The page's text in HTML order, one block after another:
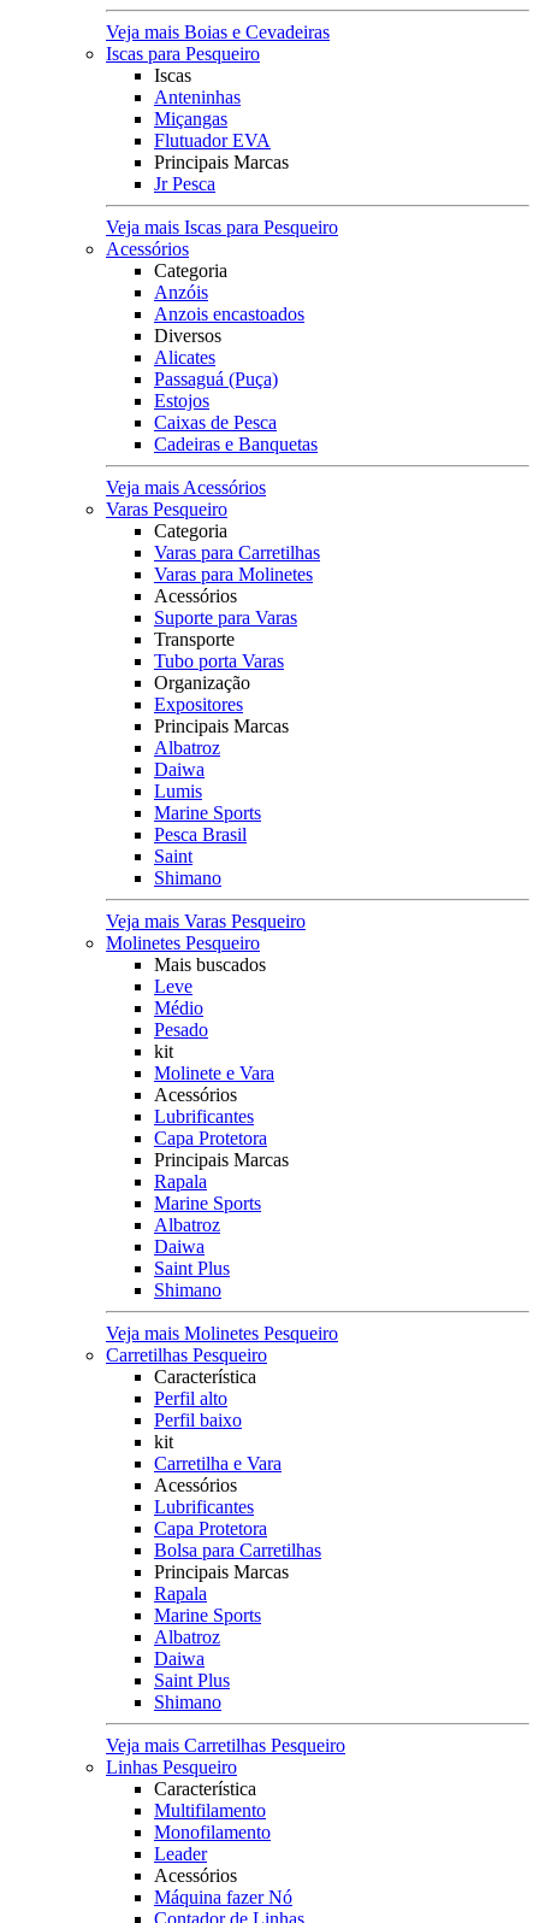
Veja mais Boias e Cevadeiras
Iscas para Pesqueiro
Iscas
Anteninhas
Miçangas
Flutuador EVA
Principais Marcas
Jr Pesca
Veja mais Iscas para Pesqueiro
Acessórios
Categoria
Anzóis
Anzois encastoados
Diversos
Alicates
Passaguá (Puça)
Estojos
Caixas de Pesca
Cadeiras e Banquetas
Veja mais Acessórios
Varas Pesqueiro
Categoria
Varas para Carretilhas
Varas para Molinetes
Acessórios
Suporte para Varas
Transporte
Tubo porta Varas
Organização
Expositores
Principais Marcas
Albatroz
Daiwa
Lumis
Marine Sports
Pesca Brasil
Saint
Shimano
Veja mais Varas Pesqueiro
Molinetes Pesqueiro
Mais buscados
Leve
Médio
Pesado
kit
Molinete e Vara
Acessórios
Lubrificantes
Capa Protetora
Principais Marcas
Rapala
Marine Sports
Albatroz
Daiwa
Saint Plus
Shimano
Veja mais Molinetes Pesqueiro
Carretilhas Pesqueiro
Característica
Perfil alto
Perfil baixo
kit
Carretilha e Vara
Acessórios
Lubrificantes
Capa Protetora
Bolsa para Carretilhas
Principais Marcas
Rapala
Marine Sports
Albatroz
Daiwa
Saint Plus
Shimano
Veja mais Carretilhas Pesqueiro
Linhas Pesqueiro
Característica
Multifilamento
Monofilamento
Leader
Acessórios
Máquina fazer Nó
Contador de Linhas